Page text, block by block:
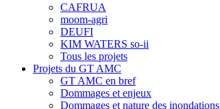
CAFRUA
moom-agri
DEUFI
KIM WATERS so-ii
Tous les projets
Projets du GT AMC
GT AMC en bref
Dommages et enjeux
Dommages et nature des inondations